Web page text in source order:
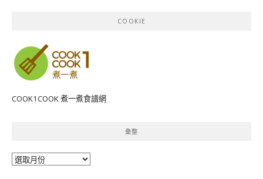
COOKIE
COOK1COOK 煮一煮食譜網
彙整
彙